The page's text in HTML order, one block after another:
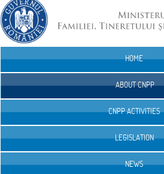
HOME
ABOUT CNPP
CNPP ACTIVITIES
LEGISLATION
NEWS